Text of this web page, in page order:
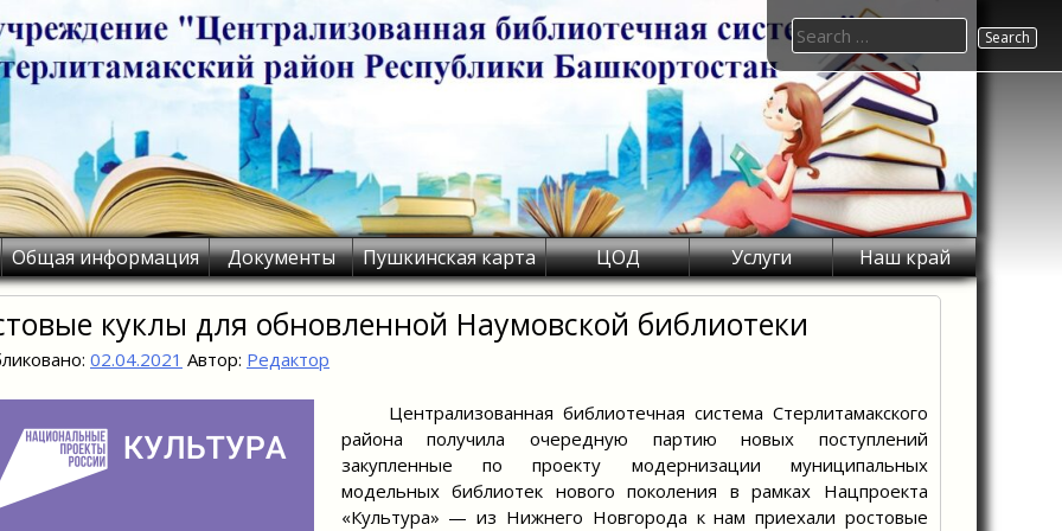
Общая информация Документы Пушкинская карта ЦОД Услуги Наш край
Search
for:
куклы для обновленной Наумовской библиотеки
02.04.2021 Автор: Редактор
Централизованная библиотечная система Стерлитамакского
района получила очередную партию новых поступлений
закупленные по проекту модернизации муниципальных
модельных библиотек нового поколения в рамках Нацпроекта
«Культура» — из Нижнего Новгорода к нам приехали ростовые